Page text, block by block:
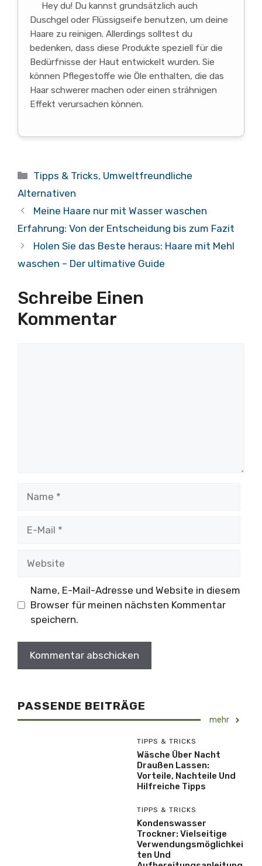
Hey du! Du kannst grundsätzlich auch
Duschgel oder Flüssigseife benutzen, um deine
Haare zu reinigen. Allerdings solltest du
bedenken, dass diese Produkte speziell für die
Bedürfnisse der Haut entwickelt wurden. Sie
können Pflegestoffe wie Öle enthalten, die das
Haar schwerer machen oder einen strähnigen
Effekt verursachen können.
Kategorien
Tipps & Tricks, Umweltfreundliche
Alternativen
Meine Haare nur mit Wasser waschen
Erfahrung: Von der Entscheidung bis zum Fazit
Holen Sie das Beste heraus: Haare mit Mehl
waschen – Der ultimative Guide
Schreibe Einen
Kommentar
Mail
Name, E-Mail-Adresse und Website in diesem
Browser für meinen nächsten Kommentar
speichern.
PASSENDE BEITRÄGE
mehr
TIPPS & TRICKS
Wäsche Über Nacht
Draußen Lassen:
Vorteile, Nachteile Und
Hilfreiche Tipps
TIPPS & TRICKS
Kondenswasser
Trockner: Vielseitige
Verwendungsmöglichkei
Ten Und